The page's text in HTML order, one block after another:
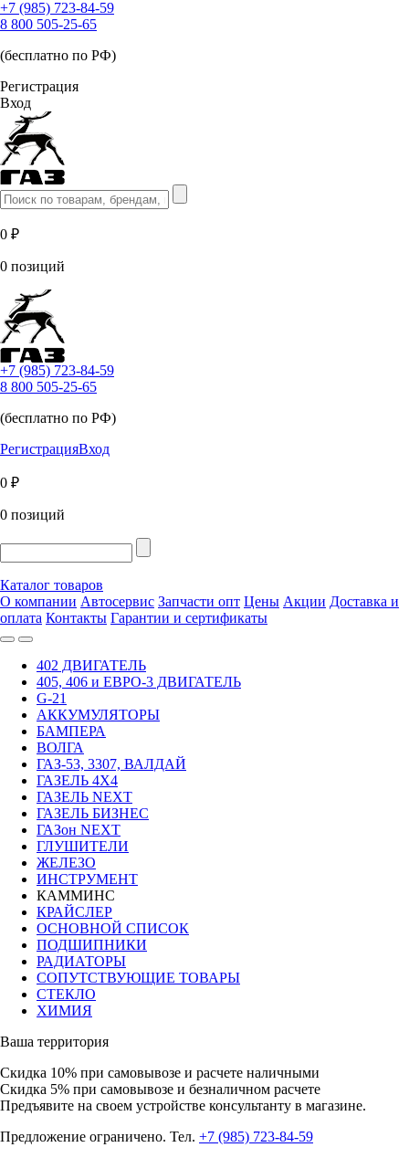
+7 (985) 723-84-59
8 800 505-25-65
(бесплатно по РФ)
Регистрация
Вход
0 ₽
0 позиций
+7 (985) 723-84-59
8 800 505-25-65
(бесплатно по РФ)
РегистрацияВход
0 ₽
0 позиций
Каталог товаров
О компании Автосервис Запчасти опт Цены Акции Доставка и
оплата Контакты Гарантии и сертификаты
402 ДВИГАТЕЛЬ
405, 406 и ЕВРО-3 ДВИГАТЕЛЬ
G-21
АККУМУЛЯТОРЫ
БАМПЕРА
ВОЛГА
ГАЗ-53, 3307, ВАЛДАЙ
ГАЗЕЛЬ 4Х4
ГАЗЕЛЬ NEXT
ГАЗЕЛЬ БИЗНЕС
ГАЗон NEXT
ГЛУШИТЕЛИ
ЖЕЛЕЗО
ИНСТРУМЕНТ
КАММИНС
КРАЙСЛЕР
ОСНОВНОЙ СПИСОК
ПОДШИПНИКИ
РАДИАТОРЫ
СОПУТСТВУЮЩИЕ ТОВАРЫ
СТЕКЛО
ХИМИЯ
Ваша территория
Скидка 10% при самовывозе и расчете наличными
Скидка 5% при самовывозе и безналичном расчете
Предъявите на своем устройстве консультанту в магазине.
Предложение ограничено. Тел. +7 (985) 723-84-59